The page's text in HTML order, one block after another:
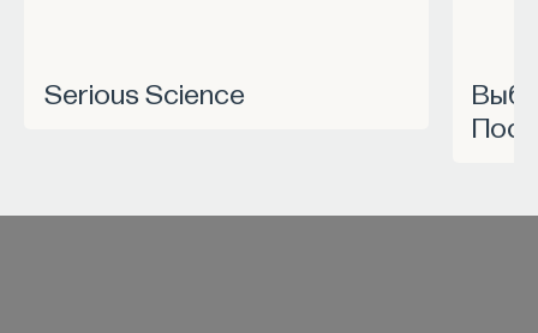
Serious Science
Выбрать курс Академии